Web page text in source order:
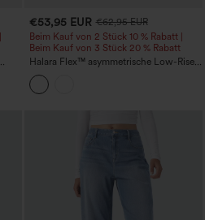
€53,95 EUR €62,95 EUR
Beim Kauf von 2 Stück 10 % Rabatt |
Beim Kauf von 3 Stück 20 % Rabatt
Halara Flex™ asymmetrische Low-Rise-
Baggy-Jeans, stonewashed, lässig, mit
Taschen